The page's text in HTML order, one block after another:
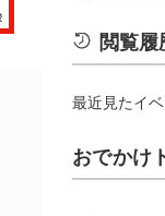
閲覧履
最近見たイ
おでかけ